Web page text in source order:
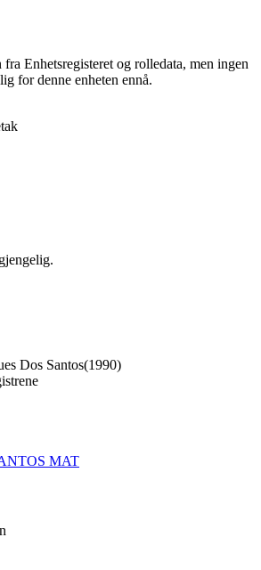
Enhetsregisteret og rolledata, men ingen
for denne enheten ennå.
Dos Santos(1990)
MAT